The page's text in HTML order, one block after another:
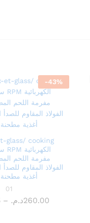
-43%
glass/ cooking
مفرمة اللحم
الفولاذ المقاوم
أغذية
01
– 260.00د.م.
د.م.